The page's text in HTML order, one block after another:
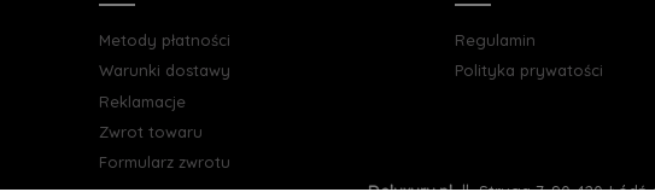
Metody płatności
Warunki dostawy
Reklamacje
Zwrot towaru
Formularz zwrotu
Regulamin
Polityka prywatości